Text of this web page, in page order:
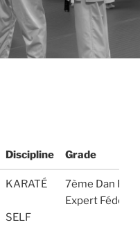
Discipline
Grade
Discipline
Grade
KARATÉ
SELF
7ème Dan FFK
Expert Fédéral